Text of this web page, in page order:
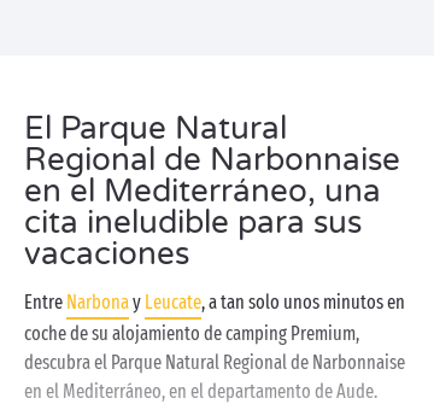
El Parque Natural
Regional de Narbonnaise
en el Mediterráneo, una
cita ineludible para sus
vacaciones
Entre Narbonay Leucate, a tan solo unos minutos en
coche de su alojamiento de camping Premium,
descubra el Parque Natural Regional de Narbonnaise
en el Mediterráneo, en el departamento de Aude.